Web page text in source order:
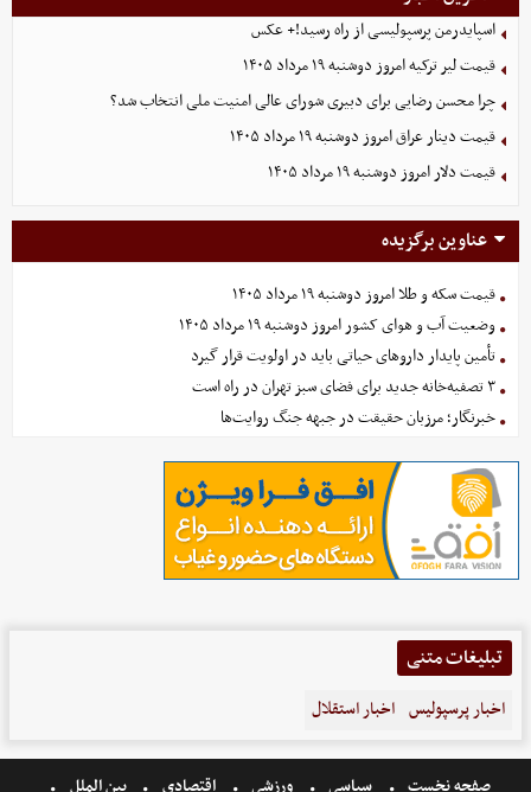
اسپایدرمن پرسپولیسی از راه رسید!+ عکس
قیمت لیر ترکیه امروز دوشنبه ۱۹ مرداد ۱۴۰۵
چرا محسن رضایی برای دبیری شورای عالی امنیت ملی انتخاب شد؟
قیمت دینار عراق امروز دوشنبه ۱۹ مرداد ۱۴۰۵
قیمت دلار امروز دوشنبه ۱۹ مرداد ۱۴۰۵
عناوین برگزیده
قیمت سکه و طلا امروز دوشنبه ۱۹ مرداد ۱۴۰۵
وضعیت آب و هوای کشور امروز دوشنبه ۱۹ مرداد ۱۴۰۵
تأمین پایدار داروهای حیاتی باید در اولویت قرار گیرد
۳ تصفیه‌خانه جدید برای فضای سبز تهران در راه است
خبرنگار؛ مرزبان حقیقت در جبهه جنگ روایت‌ها
تبلیغات متنی
اخبار پرسپولیس اخبار استقلال